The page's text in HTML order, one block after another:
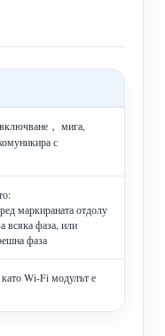
， мига,
с
маркираната отдолу
всяка фаза, или
фаза
Wi-Fi модулът е